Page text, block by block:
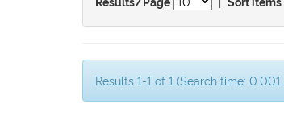
Results/Page Sort items
Results 1-1 of 1 (Search time: 0.001